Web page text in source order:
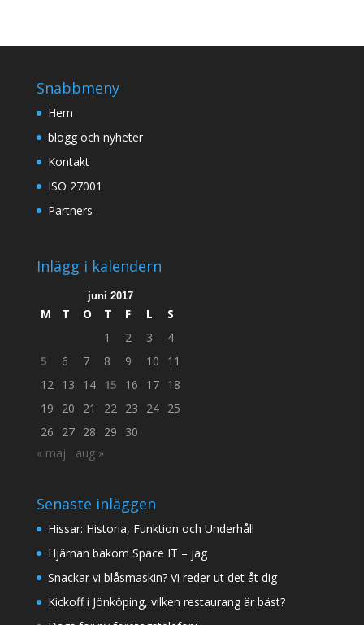
Snabbmeny
Hem
blogg och nyheter
Kontakt
ISO 27001
Partners
Inlägg i kalendern
juni 2017
M T O T F L
S
1
2 3
4
5
6 7 8 9 10
11
12 13 14 15 16 17 18
19
20 21 22 23 24 25
26
27 28 29
30
« maj
aug »
Senaste inläggen
Hissar: Historia, Funktion och Underhåll
Hjärnan bakom Space IT – jag
Snackar vi blåsmaskin? Vi reder ut det åt dig
Kickoff i Jönköping, vilken restaurang är bäst?